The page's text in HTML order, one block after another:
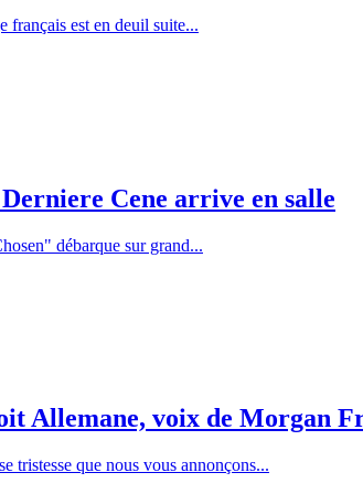
français est en deuil suite...
Cene arrive en salle
débarque sur grand...
Allemane, voix de Morgan
tristesse que nous vous annonçons...